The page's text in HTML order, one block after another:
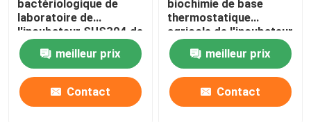
bactériologique de
laboratoire de
l'incubateur SUS304 de
haute précision
meilleur prix
Contact
biochimie de base
thermostatique
agricole de l'incubateur
110V 220V
meilleur prix
Contact